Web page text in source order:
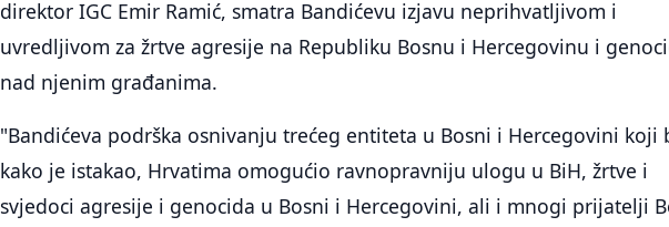
direktor IGC Emir Ramić, smatra Bandićevu izjavu neprihvatljivom i
uvredljivom za žrtve agresije na Republiku Bosnu i Hercegovinu i
nad njenim građanima.
"Bandićeva podrška osnivanju trećeg entiteta u Bosni i Hercegovini koji
kako je istakao, Hrvatima omogućio ravnopravniju ulogu u BiH, žrtve i
svjedoci agresije i genocida u Bosni i Hercegovini, ali i mnogi prijatelji